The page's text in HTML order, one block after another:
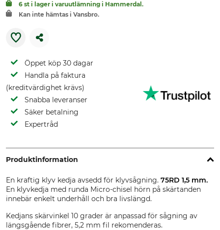
6 st i lager i varuutlämning i Hammerdal.
Kan inte hämtas i Vansbro.
Öppet köp 30 dagar
Handla på faktura
(kreditvärdighet krävs)
Snabba leveranser
Säker betalning
Expertråd
Produktinformation
En kraftig klyv kedja avsedd för klyvsågning. 75RD 1,5 mm.
En klyvkedja med runda Micro-chisel hörn på skärtanden
innebär enkelt underhåll och bra livslängd.
Kedjans skärvinkel 10 grader är anpassad för sågning av
längsgående fibrer, 5,2 mm fil rekomenderas.